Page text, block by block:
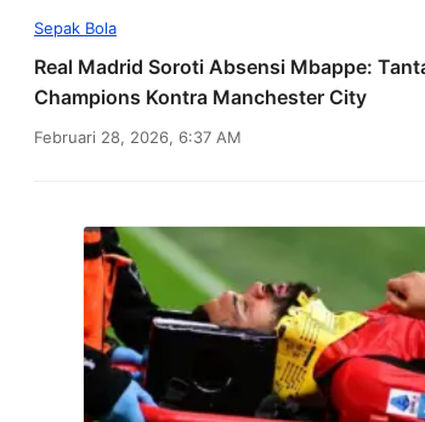
Sepak Bola
Real Madrid Soroti Absensi Mbappe:
Champions Kontra Manchester City
Februari 28, 2026, 6:37 AM